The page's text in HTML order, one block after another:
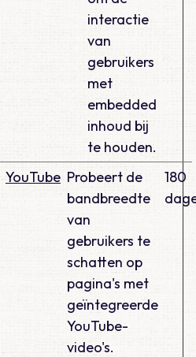
interactie
van
gebruikers
met
embedded
inhoud bij
te houden.
YouTube Probeert de
bandbreedte
van
gebruikers te
schatten op
pagina's met
geïntegreerde
YouTube-
video's.
180